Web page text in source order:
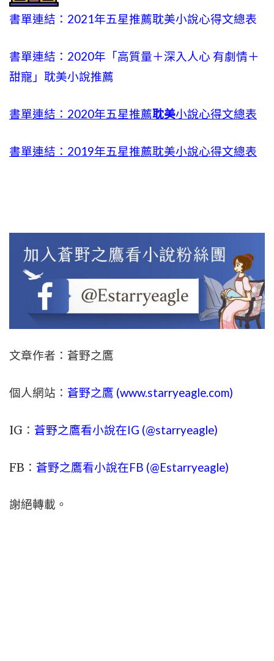
書單連結：2021年五星推薦耽美小說心得文總表
書單連結：2020年「高質量＋深入人心 有劇情＋
甜寵」耽美小說推薦
書單連結：2020年五星推薦耽美小說心得文總表
書單連結：2019年五星推薦耽美小說心得文總表
文章作者：蒼野之鷹
個人網站： 蒼野之鷹 (www.starryeagle.com)
IG： 蒼野之鷹看小說在IG (@starryeagle)
FB： 蒼野之鷹看小說在FB (@Estarryeagle)
謝絕轉載。